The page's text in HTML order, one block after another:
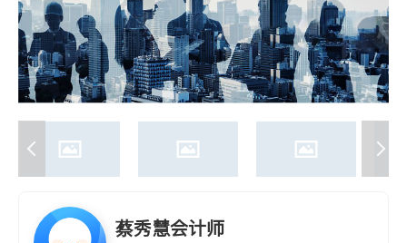
养老 非盈利组织
蔡秀慧会计师